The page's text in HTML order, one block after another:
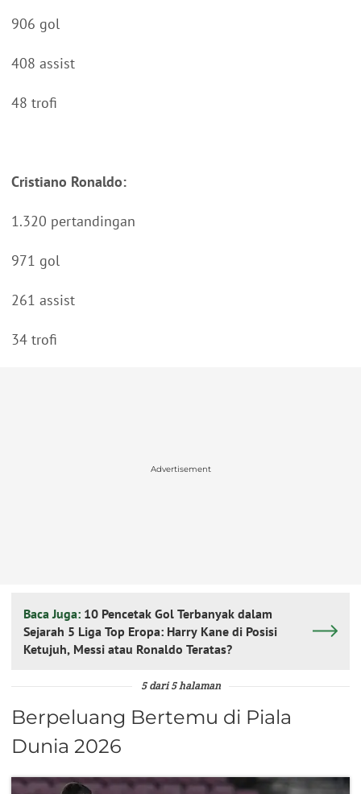
906 gol
408 assist
48 trofi
Cristiano Ronaldo:
1.320 pertandingan
971 gol
261 assist
34 trofi
Advertisement
Baca Juga: 10 Pencetak Gol Terbanyak dalam
Sejarah 5 Liga Top Eropa: Harry Kane di Posisi
Ketujuh, Messi atau Ronaldo Teratas?
5 dari 5 halaman
Berpeluang Bertemu di Piala
Dunia 2026